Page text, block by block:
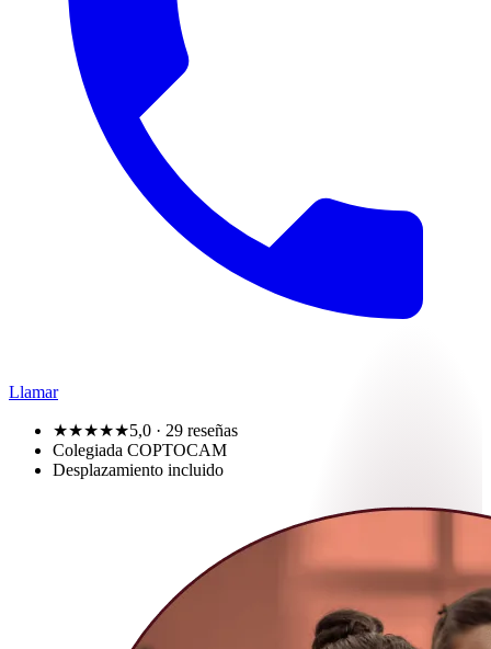
Llamar
★★★★★5,0 · 29 reseñas
Colegiada COPTOCAM
Desplazamiento incluido